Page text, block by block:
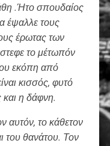
.Ήτο σπουδαίος
έψαλλε τους
έρωτας των
το μέτωπόν
εκόπη από
κισσός, φυτό
η δάφνη.
αυτόν, το κάθετον
του θανάτου. Τον